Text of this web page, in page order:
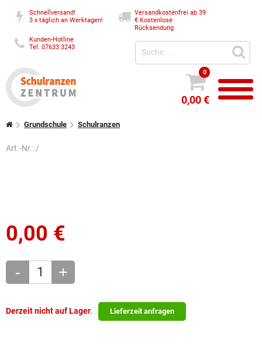
Schnellversand!
3 x täglich an Werktagen!
Versandkostenfrei ab 39
€Kostenlose
Rücksendung
Kunden-Hotline
Tel. 07633 3243
0
0,00 €
Grundschule Schulranzen
Art.-Nr.:/
0,00 €
- +
Derzeit nicht auf Lager. Lieferzeit anfragen